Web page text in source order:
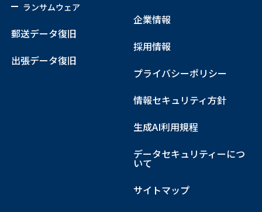
ランサムウェア
郵送データ復旧
出張データ復旧
企業情報
採用情報
プライバシーポリシー
情報セキュリティ方針
生成AI利用規程
データセキュリティーにつ
いて
サイトマップ